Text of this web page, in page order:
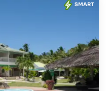
SMART